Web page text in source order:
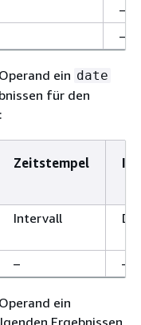
–
–
ein date
für den
Zeitstempel
Intervall
– –
ein
Ergebnissen